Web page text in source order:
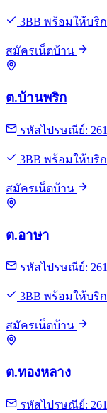
3BB พร้อมให้บริ
สมัครเน็ตบ้าน
ต.บ้านพริก
รหัสไปรษณีย์:
3BB พร้อมให้บริ
สมัครเน็ตบ้าน
ต.อาษา
รหัสไปรษณีย์:
3BB พร้อมให้บริ
สมัครเน็ตบ้าน
ต.ทองหลาง
รหัสไปรษณีย์: